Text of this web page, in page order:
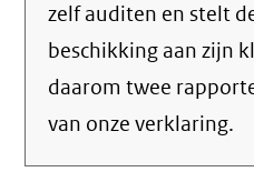
zelf auditen en stelt
beschikking aan zijn
daarom twee
van onze verklaring.